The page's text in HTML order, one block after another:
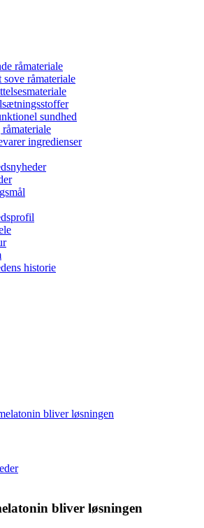
råmateriale
råmateriale
sundhed
ingredienser
historie
bliver løsningen
bliver løsningen